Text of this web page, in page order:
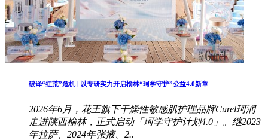
破译“红荒”危机 | 以专研实力开启榆林“珂学守护”公益4.0新章
2026年6月，花王旗下干燥性敏感肌护理品牌Curel珂润
走进陕西榆林，正式启动「珂学守护计划4.0」。继2023
年拉萨、2024年张掖、2..